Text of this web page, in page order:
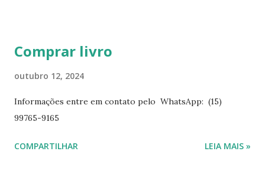
Mensagens Diárias 4 -
mensagens diárias traz uma meditação para cada dia do
ano. Passagens bíblicas, ilustrações, histórias
Diário da Rádio Trans mundial a mais de 15 anos. Escreveu o
Comprar livro
outubro 12, 2024
Informações entre em contato pelo WhatsApp: (15)
99765-9165
COMPARTILHAR LEIA MAIS »